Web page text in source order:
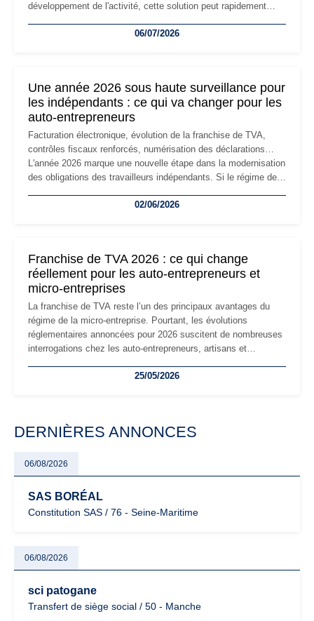
développement de l'activité, cette solution peut rapidement
professionnels, recrutement, image de marque… Le
06/07/2026
Une année 2026 sous haute surveillance pour
les indépendants : ce qui va changer pour les
auto-entrepreneurs
Facturation électronique, évolution de la franchise de TVA,
contrôles fiscaux renforcés, numérisation des déclarations…
L'année 2026 marque une nouvelle étape dans la modernisation
des obligations des travailleurs indépendants. Si le régime de
les auto-entrepreneurs devront s'adapter à un environnement
02/06/2026
Franchise de TVA 2026 : ce qui change
réellement pour les auto-entrepreneurs et
micro-entreprises
La franchise de TVA reste l’un des principaux avantages du
régime de la micro-entreprise. Pourtant, les évolutions
réglementaires annoncées pour 2026 suscitent de nombreuses
interrogations chez les auto-entrepreneurs, artisans et
facturation ou risque de bascule vers la TVA : les règles
25/05/2026
DERNIÈRES ANNONCES
06/08/2026
SAS BORÉAL
Constitution SAS / 76 - Seine-Maritime
06/08/2026
sci patogane
Transfert de siège social / 50 - Manche